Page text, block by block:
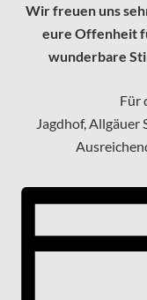
Wir freuen uns
eure Offenheit
wunderbare
Für
Jagdhof, Allgäuer